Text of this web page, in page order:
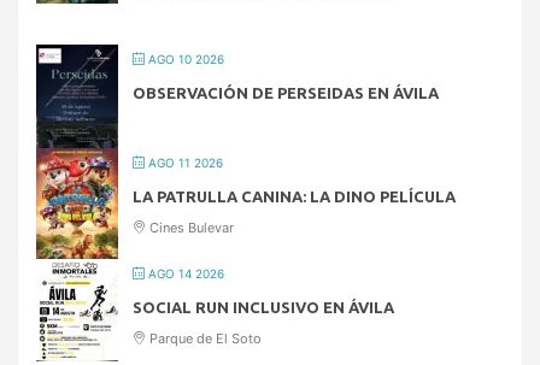
AGO 10 2026
OBSERVACIÓN DE PERSEIDAS EN ÁVILA
AGO 11 2026
LA PATRULLA CANINA: LA DINO PELÍCULA
Cines Bulevar
AGO 14 2026
SOCIAL RUN INCLUSIVO EN ÁVILA
Parque de El Soto